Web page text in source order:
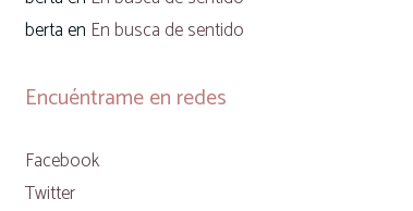
bertaen En busca de sentido
Encuéntrame en redes
Facebook
Twitter